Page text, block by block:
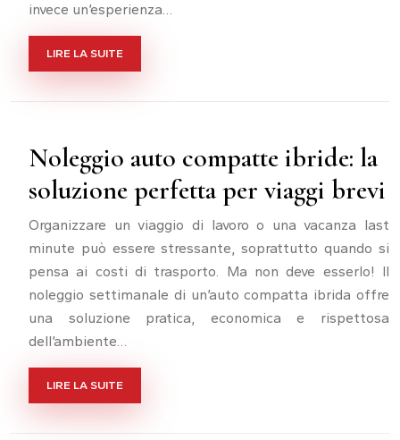
invece un’esperienza…
LIRE LA SUITE
Noleggio auto compatte ibride: la
soluzione perfetta per viaggi brevi
Organizzare un viaggio di lavoro o una vacanza last
minute può essere stressante, soprattutto quando si
pensa ai costi di trasporto. Ma non deve esserlo! Il
noleggio settimanale di un’auto compatta ibrida offre
una soluzione pratica, economica e rispettosa
dell’ambiente…
LIRE LA SUITE